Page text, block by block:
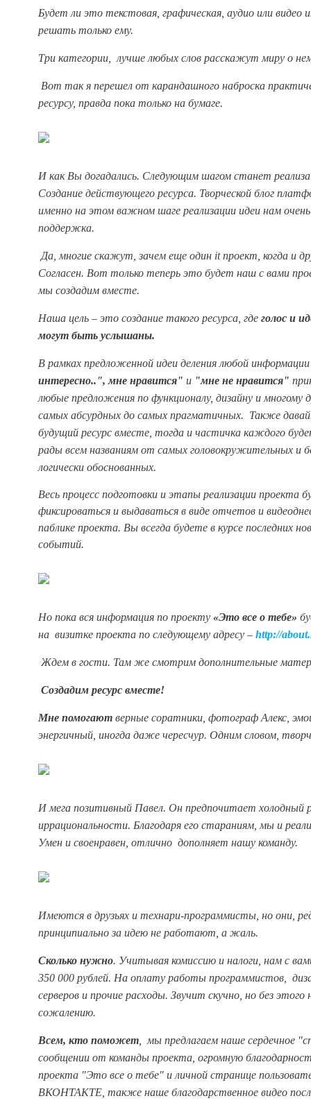
Будет ли это текстовая, графическая, аудио или видео
решать только ему.
Три категории, лучше любых слов расскажут миру о
Вот так я перешел от карандашного наброска
ресурсу, правда пока только на бумаге.
И как Вы догадались. Следующим шагом станет
Создание действующего ресурса. Творческой блог
именно на этом важном шаге реализации идеи нам
поддержка.
Да, многие скажут, зачем еще один it проект, когда и
Согласен. Вот только теперь это будет наш с вами
мы создадим вместе.
Наша цель – это создание такого ресурса, где голос и
могут быть услышаны.
В рамках предложенной идеи деления любой
интересно.. ", мне нравится" и "мне не нравится"
любые предложения по функционалу, дизайну и многому
самых абсурдных до самых прагматичных. Также
будущий ресурс вместе, тогда и частичка каждого
рады всем названиям от самых головокружительных и
логически обоснованных.
Весь процесс подготовки и этапы реализации проекта
фиксироваться и выдаваться в виде отчетов и
паблике проекта. Вы всегда будете в курсе последних
событий.
Но пока вся информация по проекту «Это все о тебе»
на визитке проекта по следующему адресу – http://
Ждем в гости. Там же смотрим дополнительные
Создадим ресурс вместе!
Мне помогают верные соратники, фотограф Алекс,
энергичный, иногда даже чересчур. Одним словом,
И мега позитивный Павел. Он предпочитает холодный
иррациональности. Благодаря его стараниям, мы и
Умен и своенравен, отлично дополняет нашу команду.
Имеются в друзьях и технари-программисты, но они,
принципиально за идею не работают, а жаль.
Сколько нужно. Учитывая комиссию и налоги, нам с
350 000 рублей. На оплату работы программистов,
серверов и прочие расходы. Звучит скучно, но без этого
сожалению.
Всем, кто поможет , мы предлагаем наше сердечное
сообщении от команды проекта, огромную
проекта "Это все о тебе" и личной странице
ВКОНТАКТЕ, также наше благодарственное видео